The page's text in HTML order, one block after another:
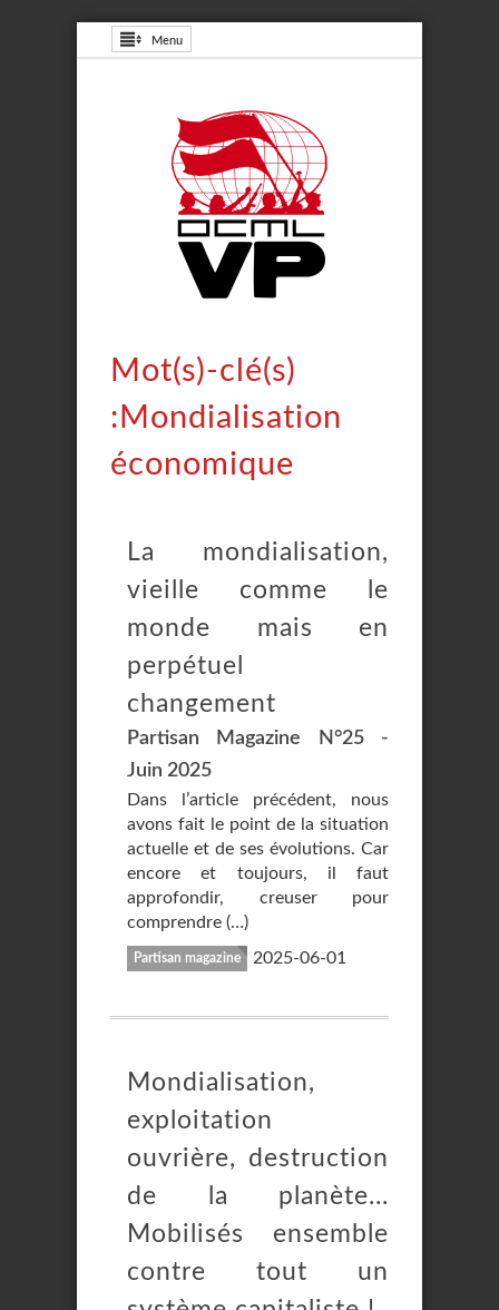
Menu
Mot(s)-clé(s)
:Mondialisation
économique
La mondialisation,
vieille comme le
monde mais en
perpétuel
changement
Partisan Magazine N°25 -
Juin 2025
Dans l’article précédent, nous
avons fait le point de la situation
actuelle et de ses évolutions. Car
encore et toujours, il faut
approfondir, creuser pour
comprendre (…)
Partisan magazine 2025-06-01
Mondialisation,
exploitation
ouvrière, destruction
de la planète...
Mobilisés ensemble
contre tout un